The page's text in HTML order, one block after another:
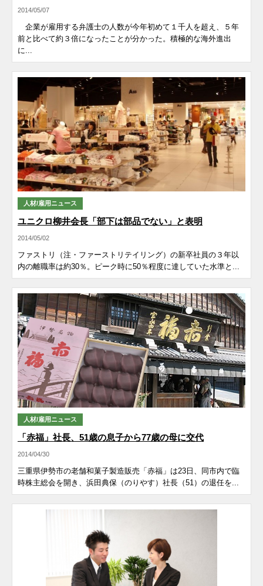
2014/05/07
企業が雇用する弁護士の人数が今年初めて１千人を超え、５年
前と比べて約３倍になったことが分かった。積極的な海外進出
に...
人材/雇用ニュース
ユニクロ柳井会長「部下は部品でない」と表明
2014/05/02
ファストリ（注・ファーストリテイリング）の新卒社員の３年以
内の離職率は約30％。ピーク時に50％程度に達していた水準と...
人材/雇用ニュース
「赤福」社長、51歳の息子から77歳の母に交代
2014/04/30
三重県伊勢市の老舗和菓子製造販売「赤福」は23日、同市内で臨
時株主総会を開き、浜田典保（のりやす）社長（51）の退任を...